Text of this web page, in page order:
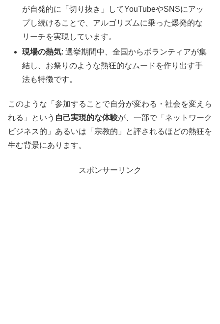
が自発的に「切り抜き」してYouTubeやSNSにアッ
プし続けることで、アルゴリズムに乗った爆発的な
リーチを実現しています。
現場の熱気: 選挙期間中、全国からボランティアが集
結し、お祭りのような熱狂的なムードを作り出す手
法も特徴です。
このような「参加することで自分が変わる・社会を変えら
れる」という 自己実現的な体験が、一部で「ネットワーク
ビジネス的」あるいは「宗教的」と評されるほどの熱狂を
生む背景にあります。
スポンサーリンク